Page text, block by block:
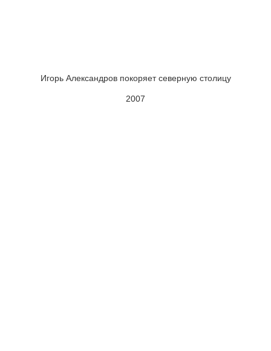
Игорь Александров покоряет северную столицу
2007